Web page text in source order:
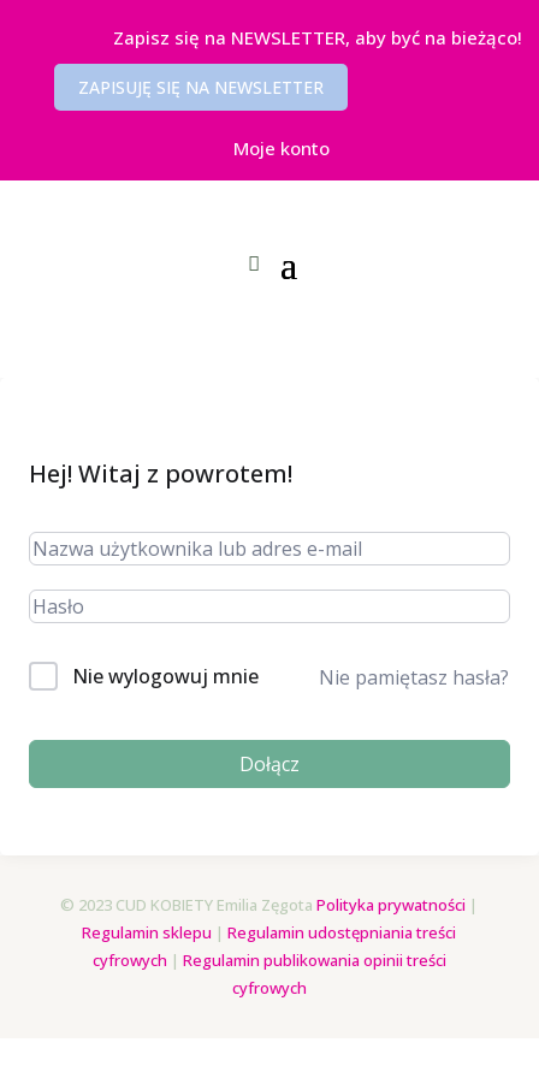
Zapisz się na NEWSLETTER, aby być na bieżąco!
ZAPISUJĘ SIĘ NA NEWSLETTER
Moje konto
Hej! Witaj z powrotem!
Nie wylogowuj mnie Nie pamiętasz hasła?
Dołącz
© 2023 CUD KOBIETY Emilia ZęgotaPolityka prywatności |
Regulamin sklepu |Regulamin udostępniania treści
cyfrowych | Regulamin publikowania opinii treści
cyfrowych